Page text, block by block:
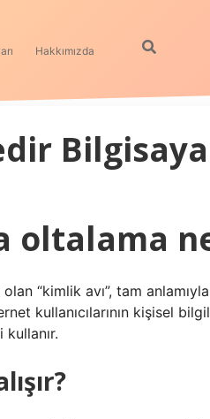
Hakkımızda
oltalama
“kimlik avı”, tam
kullanıcılarının kişisel